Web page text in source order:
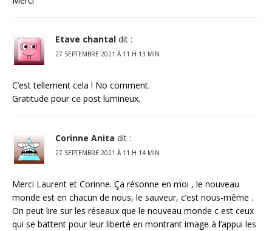
Etave chantal dit :
27 SEPTEMBRE 2021 À 11 H 13 MIN
C’est tellement cela ! No comment.
Gratitude pour ce post lumineux.
Corinne Anita dit :
27 SEPTEMBRE 2021 À 11 H 14 MIN
Merci Laurent et Corinne. Ça résonne en moi , le nouveau
monde est en chacun de nous, le sauveur, c’est nous-même .
On peut lire sur les réseaux que le nouveau monde c est ceux
qui se battent pour leur liberté en montrant image à l’appui les